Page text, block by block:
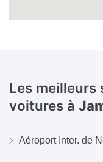
Les meilleurs
voitures à
Aéroport Inter. de